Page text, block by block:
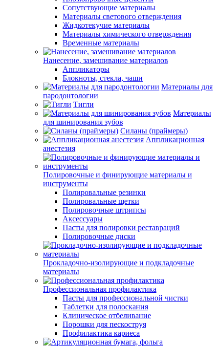
Сопутствующие материалы
Материалы светового отверждения
Жидкотекучие материалы
Материалы химического отверждения
Временные материалы
Нанесение, замешивание материалов
Аппликаторы
Блокноты, стекла, чаши
Материалы для
пародонтологии
Тигли
Материалы
для шинирования зубов
Силаны (праймеры)
Аппликационная
анестезия
Полировочные и финирующие материалы и
инструменты
Полировальные резинки
Полировальные щетки
Полировочные штрипсы
Аксессуары
Пасты для полировки реставраций
Полировочные диски
Прокладочно-изолирующие и подкладочные
материалы
Профессиональная профилактика
Пасты для профессиональной чистки
Таблетки для полоскания
Клиническое отбеливание
Порошки для пескоструя
Профилактика кариеса